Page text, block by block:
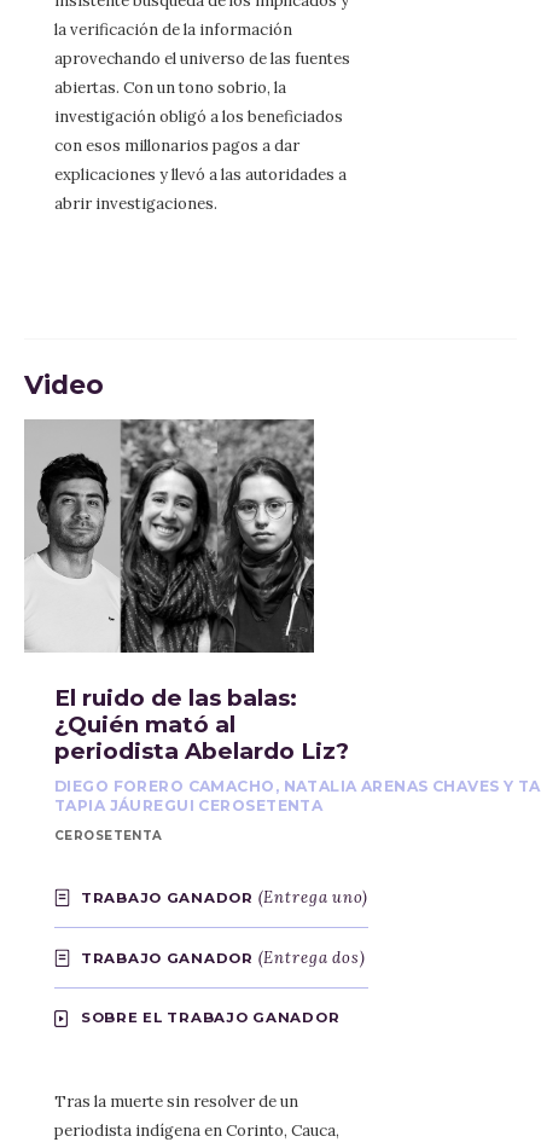
la verificación de la información
aprovechando el universo de las fuentes
abiertas. Con un tono sobrio, la
investigación obligó a los beneficiados
con esos millonarios pagos a dar
explicaciones y llevó a las autoridades a
abrir investigaciones.
Video
El ruido de las balas:
¿Quién mató al
periodista Abelardo Liz?
DIEGO FORERO CAMACHO, NATALIA ARENAS CHAVES Y
TAPIA JÁUREGUI CEROSETENTA
CEROSETENTA
TRABAJO GANADOR (Entrega uno)
TRABAJO GANADOR (Entrega dos)
SOBRE EL TRABAJO GANADOR
Tras la muerte sin resolver de un
periodista indígena en Corinto, Cauca,